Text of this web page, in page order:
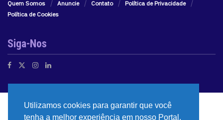
Quem Somos Anuncie Contato
Política de Privacidade
Política de Cookies
Siga-Nos
Utilizamos cookies para garantir que você
tenha a melhor experiência em nosso Portal.